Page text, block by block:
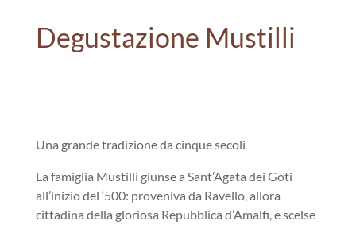
Degustazione Mustilli
Una grande tradizione da cinque secoli
La famiglia Mustilli giunse a Sant’Agata dei Goti
all’inizio del ‘500: proveniva da Ravello, allora
cittadina della gloriosa Repubblica d’Amalfi, e scelse